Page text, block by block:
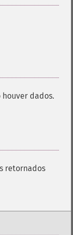
houver dados.
retornados